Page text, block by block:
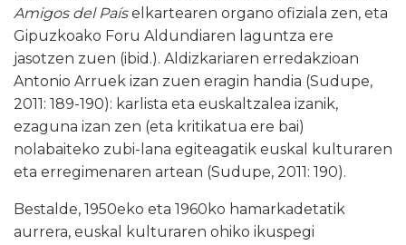
Amigos del Paíselkartearen organo ofiziala zen, eta
Gipuzkoako Foru Aldundiaren laguntza ere
jasotzen zuen (ibid.). Aldizkariaren erredakzioan
Antonio Arruek izan zuen eragin handia (Sudupe,
2011: 189-190): karlista eta euskaltzalea izanik,
ezaguna izan zen (eta kritikatua ere bai)
nolabaiteko zubi-lana egiteagatik euskal kulturaren
eta erregimenaren artean (Sudupe, 2011: 190).
Bestalde, 1950eko eta 1960ko hamarkadetatik
aurrera, euskal kulturaren ohiko ikuspegi